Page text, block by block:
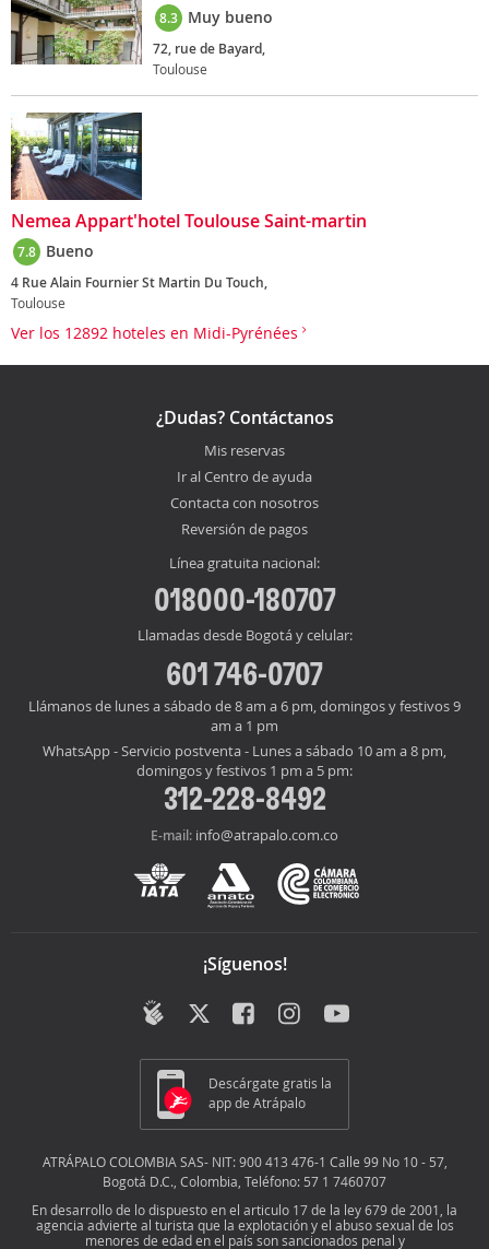
8.3 Muy bueno
72, rue de Bayard,
Toulouse
Nemea Appart'hotel Toulouse Saint-martin
7.8 Bueno
4 Rue Alain Fournier St Martin Du Touch,
Toulouse
Ver los 12892 hoteles en Midi-Pyrénées
¿Dudas? Contáctanos
Mis reservas
Ir al Centro de ayuda
Contacta con nosotros
Reversión de pagos
Línea gratuita nacional:
018000-180707
Llamadas desde Bogotá y celular:
601 746-0707
Llámanos de lunes a sábado de 8 am a 6 pm, domingos y festivos 9
am a 1 pm
WhatsApp - Servicio postventa - Lunes a sábado 10 am a 8 pm,
domingos y festivos 1 pm a 5 pm:
312-228-8492
E-mail: info@atrapalo.com.co
¡Síguenos!
Descárgate gratis la
app de Atrápalo
ATRÁPALO COLOMBIA SAS- NIT: 900 413 476-1 Calle 99 No 10 - 57,
Bogotá D.C., Colombia, Teléfono: 57 1 7460707
En desarrollo de lo dispuesto en el articulo 17 de la ley 679 de 2001, la
agencia advierte al turista que la explotación y el abuso sexual de los
menores de edad en el país son sancionados penal y